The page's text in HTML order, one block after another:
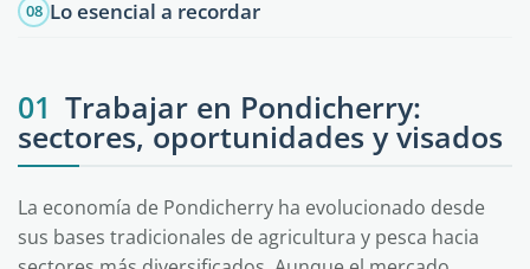
08 Lo esencial a recordar
01 Trabajar en Pondicherry:
sectores, oportunidades y visados
La economía de Pondicherry ha evolucionado desde
sus bases tradicionales de agricultura y pesca hacia